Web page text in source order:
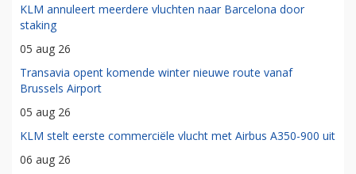
KLM annuleert meerdere vluchten naar Barcelona door
staking
05 aug 26
Transavia opent komende winter nieuwe route vanaf
Brussels Airport
05 aug 26
KLM stelt eerste commerciële vlucht met Airbus A350-900 uit
06 aug 26